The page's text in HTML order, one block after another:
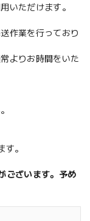
いただけます。
作業を行っており
よりお時間をいた
す。
ございます。予め